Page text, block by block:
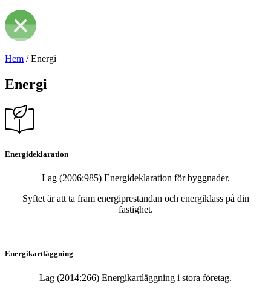
Hem /Energi
Energi
Energideklaration
Lag (2006:985) Energideklaration för byggnader.
Syftet är att ta fram energiprestandan och energiklass på din
fastighet.
Energikartläggning
Lag (2014:266) Energikartläggning i stora företag.